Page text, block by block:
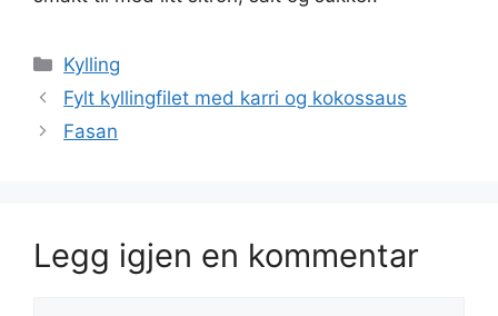
Kategorier
Kylling
Fylt kyllingfilet med karri og kokossaus
Fasan
Legg igjen en kommentar